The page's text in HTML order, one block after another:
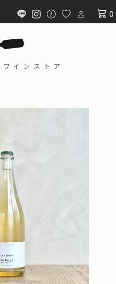
0
ワインストア